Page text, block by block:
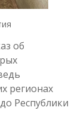
об
регионах
Республики